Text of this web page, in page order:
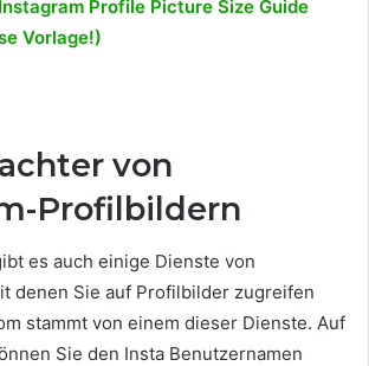
Instagram Profile Picture Size Guide
Vorlage!)
von
Profilbildern
es auch einige Dienste von
denen Sie auf Profilbilder zugreifen
stammt von einem dieser Dienste. Auf
Sie den Insta Benutzernamen